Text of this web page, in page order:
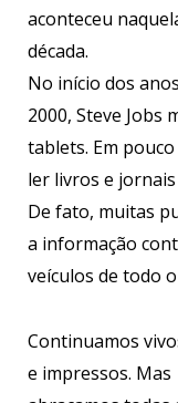
aconteceu
década.
No início dos anos
2000, Steve
tablets. Em
ler livros e
De fato, muitas
a informação
veículos de todo
Continuamos
e impressos. Mas